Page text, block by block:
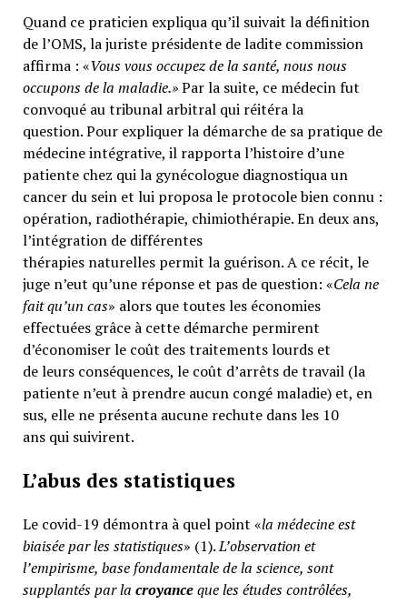
Quand ce praticien expliqua qu’il suivait la définition
de l’OMS, la juriste présidente de ladite commission
affirma : «Vous vous occupez de la santé, nous nous
occupons de la maladie.»Par la suite, ce médecin fut
convoqué au tribunal arbitral qui réitéra la
question. Pour expliquer la démarche de sa pratique de
médecine intégrative, il rapporta l’histoire d’une
patiente chez qui la gynécologue diagnostiqua un
cancer du sein et lui proposa le protocole bien connu :
opération, radiothérapie, chimiothérapie. En deux ans,
l’intégration de différentes
thérapies naturelles permit la guérison. A ce récit, le
juge n’eut qu’une réponse et pas de question: «Cela ne
fait qu’un cas» alors que toutes les économies
effectuées grâce à cette démarche permirent
d’économiser le coût des traitements lourds et
de leurs conséquences, le coût d’arrêts de travail (la
patiente n’eut à prendre aucun congé maladie) et, en
sus, elle ne présenta aucune rechute dans les 10
ans qui suivirent.
L’abus des statistiques
Le covid-19 démontra à quel point «la médecine est
biaisée par les statistiques» (1).L’observation et
l’empirisme, base fondamentale de la science, sont
supplantés par la croyanceque les études contrôlées,